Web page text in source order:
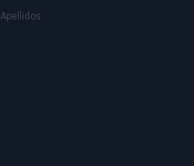
Apellidos